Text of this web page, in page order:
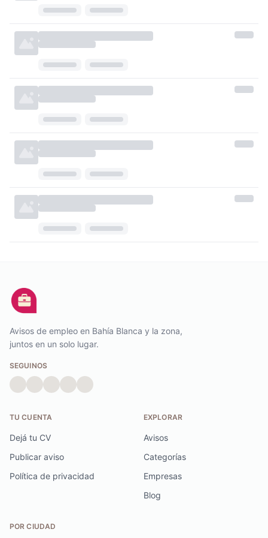
Avisos de empleo en Bahía Blanca y la zona,
juntos en un solo lugar.
SEGUINOS
TU CUENTA
Dejá tu CV
Publicar aviso
Política de privacidad
EXPLORAR
Avisos
Categorías
Empresas
Blog
POR CIUDAD